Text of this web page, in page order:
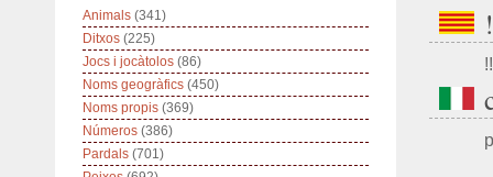
!
!!
Animals (341)
Ditxos (225)
Jocs i jocàtolos (86)
Noms geogràfics (450)
Noms propis (369)
Números (386)
Pardals (701)